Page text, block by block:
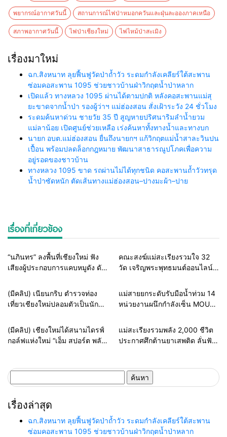
พยากรณ์อากาศวันนี้ สถานการณ์ไฟป่าหมอกควันและฝุ่นละอองภาคเหนือ
สภาพอากาศวันนี้ ไฟป่าเชียงใหม่ ไฟไหม้ป่าสะเมิง
เรื่องมาใหม่
ฉก.สิงหนาท ลุยฟื้นฟูวัดป่าถ้ำวัว ระดมกำลังเคลียร์ใต้สะพาน
ซ่อมคอสะพาน 1095 ช่วยชาวบ้านฝ่าวิกฤตน้ำป่าหลาก
เปิดแล้ว ทางหลวง 1095 ผ่านได้ตามปกติ หลังคอสะพานแม่สุ
ยะขาดจากน้ำป่า รองผู้ว่าฯ แม่ฮ่องสอน สั่งเฝ้าระวัง 24 ชั่วโมง
ระดมค้นหาด่วน ชายวัย 35 ปี สูญหายปริศนาริมลำน้ำยวม
แม่ลาน้อย เปิดศูนย์ช่วยเหลือ เร่งค้นหาทั้งทางน้ำและทางบก
นายก อบต.แม่ฮ่องสอน ยื่นถึงนายกฯ แก้วิกฤตแม่น้ำสาละวินปน
เปื้อน พร้อมปลดล็อกกฎหมาย พัฒนาสาธารณูปโภคเพื่อความ
อยู่รอดของชาวบ้าน
ทางหลวง 1095 ขาด รถผ่านไม่ได้ทุกชนิด คอสะพานถ้ำวัวทรุด
น้ำป่าซัดหนัก ตัดเส้นทางแม่ฮ่องสอน–ปางมะผ้า–ปาย
เรื่องที่เกี่ยวข้อง
Home ธุรกิจ-บันเทิง
“นภินทร” ลงพื้นที่เชียงใหม่ ฟัง
เสียงผู้ประกอบการแคบหมูดัง ดัน
ชาติ ยกระดับ SMEs
Home สายธรรมะ-พระเครื่อง
คณะสงฆ์แม่สะเรียงรวมใจ 32
วัด เจริญพระพุทธมนต์ออนไลน์
พลังแห่งศรัทธาถวายเป็นพระ
ราชกุศล
Home แวดวงตำรวจ
(มีคลิป) เนียนกริบ ตำรวจท่อง
เที่ยวเชียงใหม่ปลอมตัวเป็นนัก
ต่างด้าวเปิดทัวร์เถื่อน รับบทไกด์
ผิดกฎหมาย
Home รอบรั้วทั่วไทย
แม่สายยกระดับรับมือน้ำท่วม 14
หน่วยงานผนึกกำลังเซ็น MOU
พร้อมช่วยประชาชนทุก
สถานการณ์
Home ธุรกิจ-บันเทิง
(มีคลิป) เชียงใหม่ได้สนามไดรฟ์
กอล์ฟแห่งใหม่ “เอ็ม สปอร์ต พลัส”
Lifestyle Destination
Home รอบรั้วทั่วไทย
แม่สะเรียงรวมพลัง 2,000 ชีวิต
ประกาศศึกต้านยาเสพติด ลั่นฟัน
สำหรับ:
เรื่องล่าสุด
ฉก.สิงหนาท ลุยฟื้นฟูวัดป่าถ้ำวัว ระดมกำลังเคลียร์ใต้สะพาน
ซ่อมคอสะพาน 1095 ช่วยชาวบ้านฝ่าวิกฤตน้ำป่าหลาก